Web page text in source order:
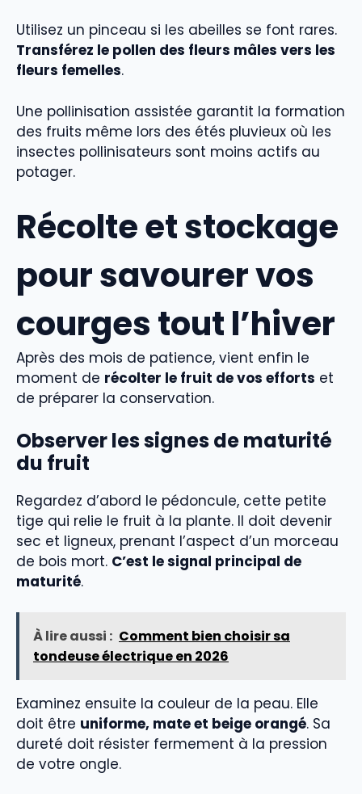
Utilisez un pinceau si les abeilles se font rares.
Transférez le pollen des fleurs mâles vers les
fleurs femelles.
Une pollinisation assistée garantit la formation
des fruits même lors des étés pluvieux où les
insectes pollinisateurs sont moins actifs au
potager.
Récolte et stockage
pour savourer vos
courges tout l’hiver
Après des mois de patience, vient enfin le
moment de récolter le fruit de vos efforts et
de préparer la conservation.
Observer les signes de maturité
du fruit
Regardez d’abord le pédoncule, cette petite
tige qui relie le fruit à la plante. Il doit devenir
sec et ligneux, prenant l’aspect d’un morceau
de bois mort. C’est le signal principal de
maturité.
À lire aussi : Comment bien choisir sa
tondeuse électrique en 2026
Examinez ensuite la couleur de la peau. Elle
doit être uniforme, mate et beige orangé. Sa
dureté doit résister fermement à la pression
de votre ongle.